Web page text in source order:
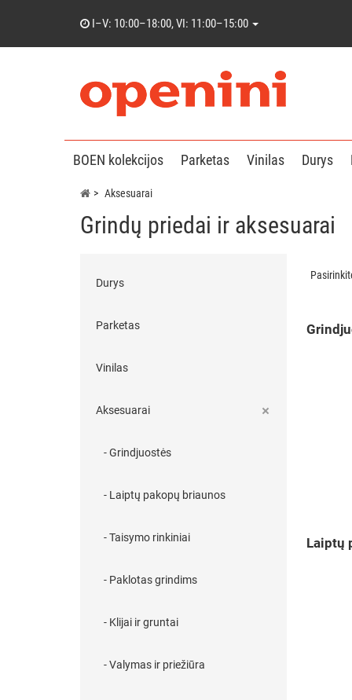
I–V: 10:00–18:00, VI: 11:00–15:00
BOEN kolekcijos Parketas Vinilas Durys
Aksesuarai
Grindų priedai ir aksesuarai
Durys
Parketas
Vinilas
Aksesuarai
- Grindjuostės
- Laiptų pakopų briaunos
- Taisymo rinkiniai
- Paklotas grindims
- Klijai ir gruntai
- Valymas ir priežiūra
Laiptų